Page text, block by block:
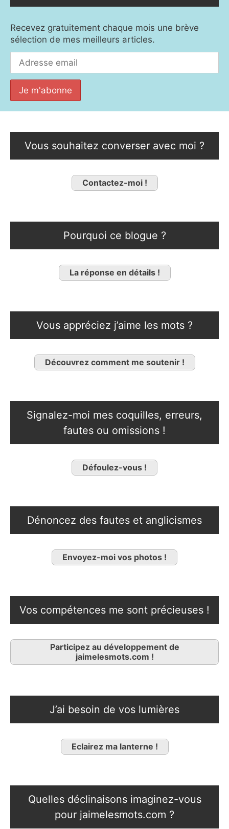
Recevez gratuitement chaque mois une brève
sélection de mes meilleurs articles.
Vous souhaitez converser avec moi ?
Contactez-moi !
Pourquoi ce blogue ?
La réponse en détails !
Vous appréciez j’aime les mots ?
Découvrez comment me soutenir !
Signalez-moi mes coquilles, erreurs,
fautes ou omissions !
Défoulez-vous !
Dénoncez des fautes et anglicismes
Envoyez-moi vos photos !
Vos compétences me sont précieuses !
Participez au développement de
jaimelesmots.com !
J’ai besoin de vos lumières
Eclairez ma lanterne !
Quelles déclinaisons imaginez-vous
pour jaimelesmots.com ?